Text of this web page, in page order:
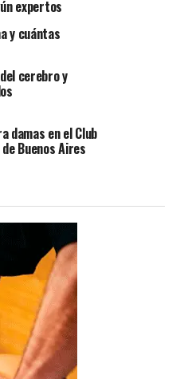
expertos
y cuántas
cerebro y
damas en el Club
Buenos Aires